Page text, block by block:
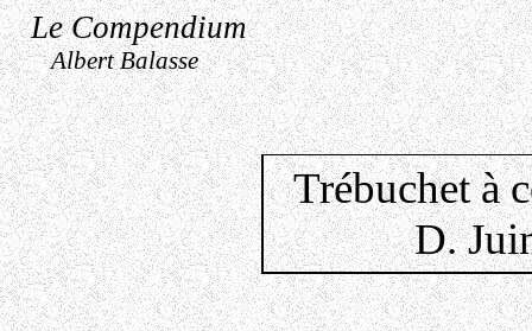
Le Compendium
Albert Balasse
Trébuchet à
D.